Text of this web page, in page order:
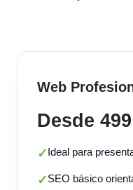
Web
Desde
✓Ideal para
✓SEO básico